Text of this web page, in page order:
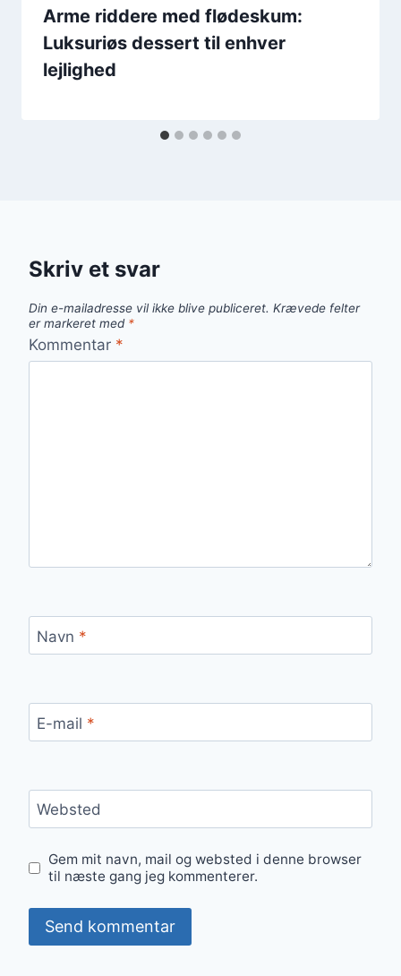
Arme riddere med flødeskum:
Luksuriøs dessert til enhver
lejlighed
Skriv et svar
Din e-mailadresse vil ikke blive publiceret. Krævede felter
er markeret med *
Kommentar *
Navn *
E-mail *
Websted
Gem mit navn, mail og websted i denne browser
til næste gang jeg kommenterer.